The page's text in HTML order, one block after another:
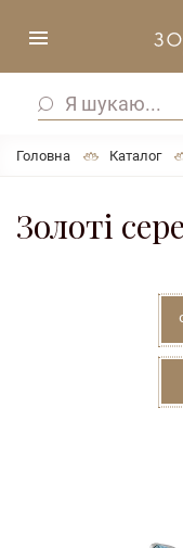
Головна Каталог
Золоті